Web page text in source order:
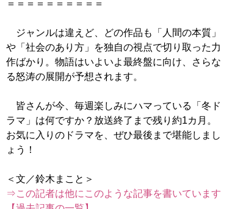
＝＝＝＝＝＝＝＝＝＝
ジャンルは違えど、どの作品も「人間の本質」
や「社会のあり方」を独自の視点で切り取った力
作ばかり。物語はいよいよ最終盤に向け、さらな
る怒涛の展開が予想されます。
皆さんが今、毎週楽しみにハマっている「冬ド
ラマ」は何ですか？放送終了まで残り約1カ月。
お気に入りのドラマを、ぜひ最後まで堪能しまし
ょう！
⇒この記者は他にこのような記事を書いています